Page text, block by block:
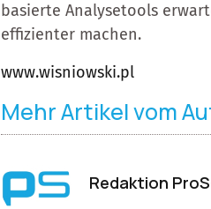
basierte Analysetools
effizienter machen.
www.wisniowski.pl
Mehr Artikel vom
Redaktion